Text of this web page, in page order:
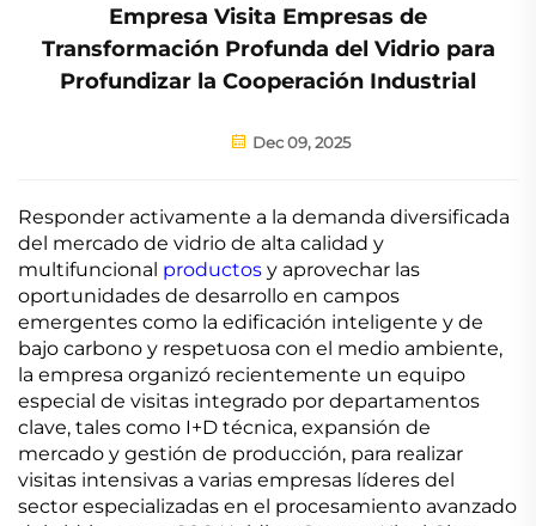
Empresa Visita Empresas de
Transformación Profunda del Vidrio para
Profundizar la Cooperación Industrial
Dec 09, 2025
Responder activamente a la demanda diversificada
del mercado de vidrio de alta calidad y
multifuncional productos y aprovechar las
oportunidades de desarrollo en campos
emergentes como la edificación inteligente y de
bajo carbono y respetuosa con el medio ambiente,
la empresa organizó recientemente un equipo
especial de visitas integrado por departamentos
clave, tales como I+D técnica, expansión de
mercado y gestión de producción, para realizar
visitas intensivas a varias empresas líderes del
sector especializadas en el procesamiento avanzado